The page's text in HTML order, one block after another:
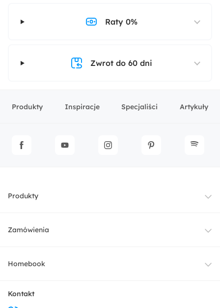
Raty 0%
Zwrot do 60 dni
Produkty Inspiracje Specjaliści Artykuły
Produkty
Meble
Zamówienia
Dostawa
Homebook
O nas
Kontakt